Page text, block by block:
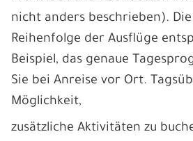
nicht anders beschrieben).
Reihenfolge der Ausflüge
Beispiel, das genaue
Sie bei Anreise vor Ort.
Möglichkeit,
zusätzliche Aktivitäten zu